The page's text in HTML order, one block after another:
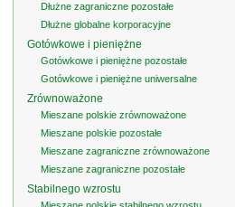
Dłużne zagraniczne pozostałe
Dłużne globalne korporacyjne
Gotówkowe i pieniężne
Gotówkowe i pieniężne pozostałe
Gotówkowe i pieniężne uniwersalne
Zrównoważone
Mieszane polskie zrównoważone
Mieszane polskie pozostałe
Mieszane zagraniczne zrównoważone
Mieszane zagraniczne pozostałe
Stabilnego wzrostu